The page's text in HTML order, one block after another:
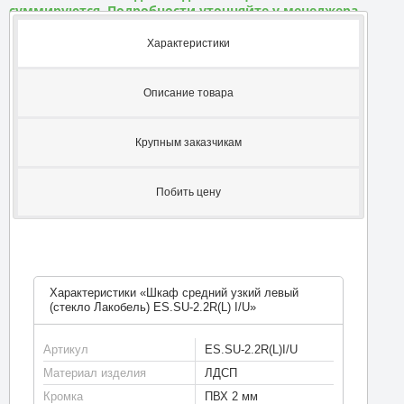
суммируются. Подробности уточняйте у менеджера
Характеристики
Описание товара
Крупным заказчикам
Побить цену
Характеристики «Шкаф средний узкий левый
(стекло Лакобель) ES.SU-2.2R(L) I/U»
Артикул
ES.SU-2.2R(L)I/U
Материал изделия
ЛДСП
Кромка
ПВХ 2 мм